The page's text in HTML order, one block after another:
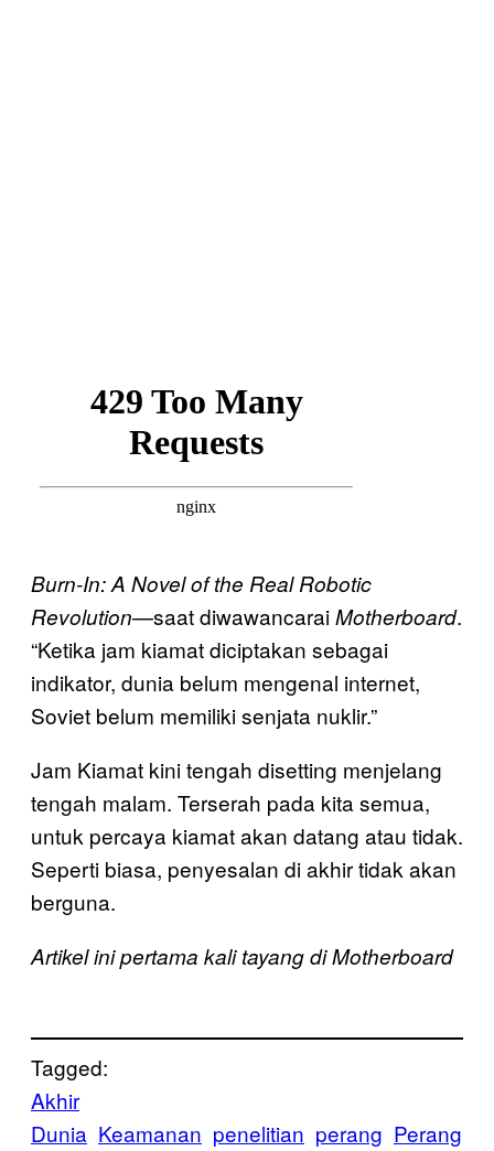
Burn-In: A Novel of the Real Robotic
Revolution—saat diwawancaraiMotherboard.
“Ketika jam kiamat diciptakan sebagai
indikator, dunia belum mengenal internet,
Soviet belum memiliki senjata nuklir.”
Jam Kiamat kini tengah disetting menjelang
tengah malam. Terserah pada kita semua,
untuk percaya kiamat akan datang atau tidak.
Seperti biasa, penyesalan di akhir tidak akan
berguna.
Artikel ini pertama kali tayang di Motherboard
Tagged:
Akhir
Dunia Keamanan penelitian perang Perang